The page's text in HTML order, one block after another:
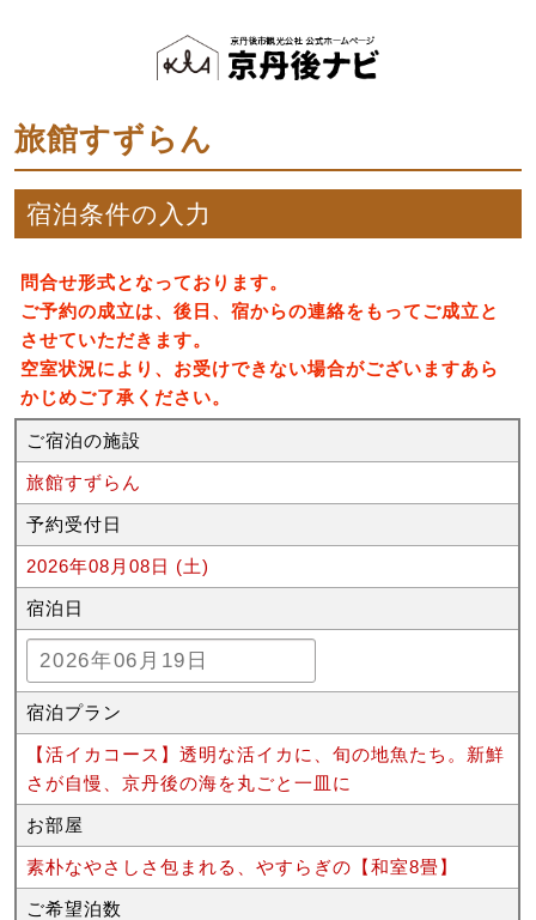
旅館すずらん
宿泊条件の入力
問合せ形式となっております。
ご予約の成立は、後日、宿からの連絡をもってご成立と
させていただきます。
空室状況により、お受けできない場合がございますあら
かじめご了承ください。
ご宿泊の施設
旅館すずらん
予約受付日
2026年08月08日 (土)
宿泊日
宿泊プラン
【活イカコース】透明な活イカに、旬の地魚たち。新鮮
さが自慢、京丹後の海を丸ごと一皿に
お部屋
素朴なやさしさ包まれる、やすらぎの【和室8畳】
ご希望泊数